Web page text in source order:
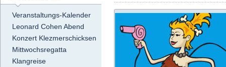
Veranstaltungs-Kalender
Leonard Cohen Abend
Konzert Klezmerschicksen
Mittwochsregatta
Klangreise